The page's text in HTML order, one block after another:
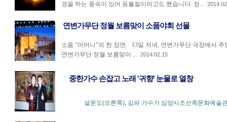
경을 하는 풍속이 있어 등불절이라고도 했습니다. 정...
연변가무단 정월 보름맞이 소품야회 선물
소품 “어머니”의 한 장면. 13일 저녁, 연변가무단 극장에서
연변가무단 정월 보름맞이 ... 2014.02.15
중한가수 손잡고 노래 '귀향' 눈물로 열창
설운도(오른쪽), 김파 가수가 심양시조선족문화예술